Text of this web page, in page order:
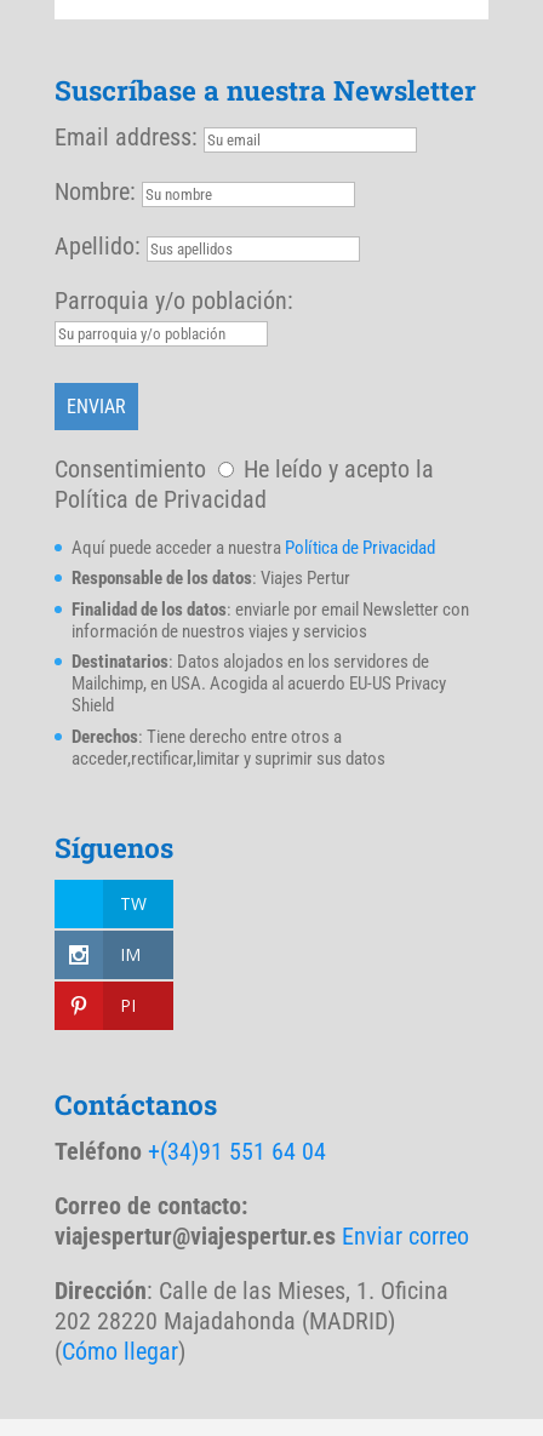
Suscríbase a nuestra Newsletter
Email address:
Nombre:
Apellido:
Parroquia y/o población:
Consentimiento
He leído y acepto la
Política de Privacidad
Aquí puede acceder a nuestra Política de Privacidad
Responsable de los datos: Viajes Pertur
Finalidad de los datos: enviarle por email Newsletter con
información de nuestros viajes y servicios
Destinatarios: Datos alojados en los servidores de
Mailchimp, en USA. Acogida al acuerdo EU-US Privacy
Shield
Derechos: Tiene derecho entre otros a
acceder,rectificar,limitar y suprimir sus datos
Síguenos
TW
IM
PI
Contáctanos
Teléfono +(34)91 551 64 04
Correo de contacto:
viajespertur@viajespertur.es Enviar correo
Dirección: Calle de las Mieses, 1. Oficina
202 28220 Majadahonda (MADRID)
(Cómo llegar)